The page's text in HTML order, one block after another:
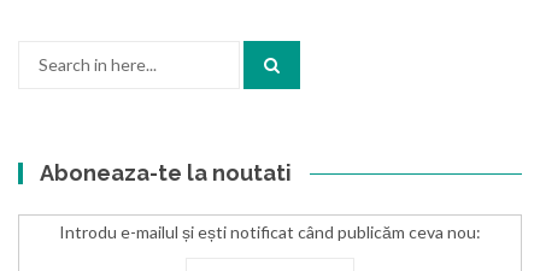
Aboneaza-te la noutati
Introdu e-mailul și ești notificat când publicăm ceva nou: